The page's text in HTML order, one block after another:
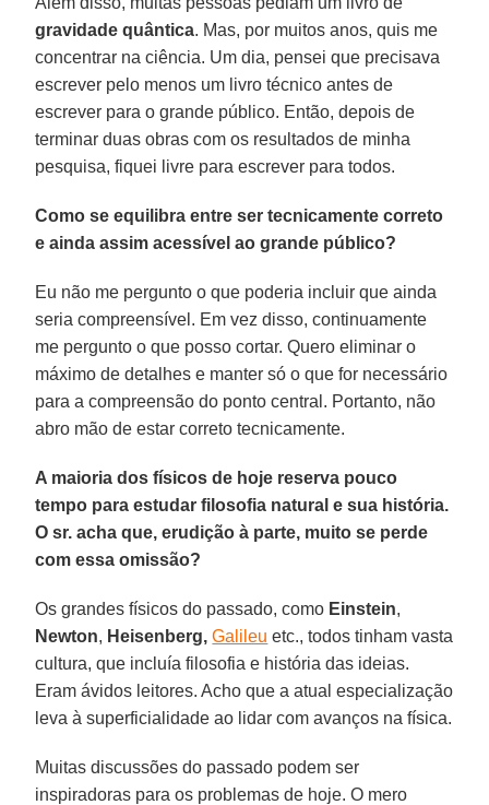
gravidade quântica. Mas, por muitos anos, quis me
concentrar na ciência. Um dia, pensei que precisava
escrever pelo menos um livro técnico antes de
escrever para o grande público. Então, depois de
terminar duas obras com os resultados de minha
pesquisa, fiquei livre para escrever para todos.
Como se equilibra entre ser tecnicamente correto
e ainda assim acessível ao grande público?
Eu não me pergunto o que poderia incluir que ainda
seria compreensível. Em vez disso, continuamente
me pergunto o que posso cortar. Quero eliminar o
máximo de detalhes e manter só o que for necessário
para a compreensão do ponto central. Portanto, não
abro mão de estar correto tecnicamente.
A maioria dos físicos de hoje reserva pouco
tempo para estudar filosofia natural e sua história.
O sr. acha que, erudição à parte, muito se perde
com essa omissão?
Os grandes físicos do passado, como Einstein,
Newton, Heisenberg, Galileu etc., todos tinham vasta
cultura, que incluía filosofia e história das ideias.
Eram ávidos leitores. Acho que a atual especialização
leva à superficialidade ao lidar com avanços na física.
Muitas discussões do passado podem ser
inspiradoras para os problemas de hoje. O mero